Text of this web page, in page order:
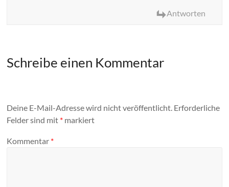
Antworten
Schreibe einen Kommentar
Deine E-Mail-Adresse wird nicht veröffentlicht. Erforderliche
Felder sind mit * markiert
Kommentar *